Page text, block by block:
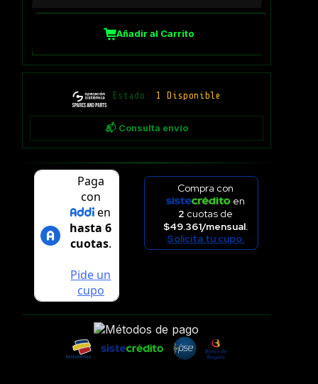
Añadir al Carrito
Estado: 1 Disponible
📬 Consulta envío
Compra con
en
2 cuotas de
$49.361/mensual.
Solicita tu cupo.